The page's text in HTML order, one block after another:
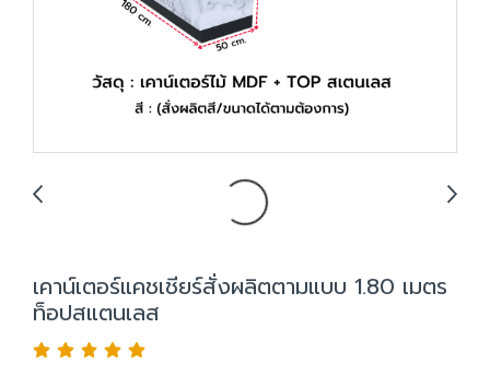
เคาน์เตอร์แคชเชียร์สั่งผลิตตามแบบ 1.80 เมตร
ท็อปสแตนเลส